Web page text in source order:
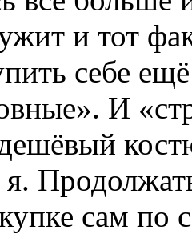
и тот
себе
И
сам по